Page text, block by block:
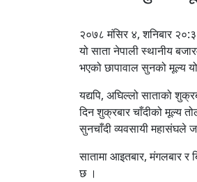
२०७८ मंसिर ४, शनिबार
यो साता नेपाली स्थानीय
भएको छापावाल सुनको मूल्य
यद्यपि, अघिल्लो साताको
दिन शुक्रबार चाँदीको मूल्य
सुनचाँदी व्यवसायी महासंघले
सातामा आइतबार, मंगलबार र
छ ।